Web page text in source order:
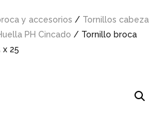
y accesorios / Tornillos cabeza
PH Cincado / Tornillo broca
x 25